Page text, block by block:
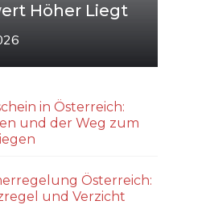
Höher Liegt
in Österreich:
und der Weg zum
Österreich:
und Verzicht